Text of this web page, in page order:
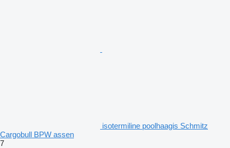
isotermiline poolhaagis Schmitz
Cargobull BPW assen
7